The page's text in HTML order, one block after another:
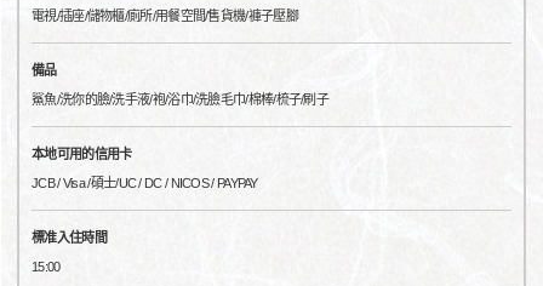
電視/插座/儲物櫃/廁所/用餐空間/售貨機/褲子壓腳
備品
鯊魚/洗你的臉/洗手液/袍/浴巾/洗臉毛巾/棉棒/梳子/刷子
本地可用的信用卡
JCB / Visa /碩士/UC / DC / NICOS / PAYPAY
標准入住時間
15:00